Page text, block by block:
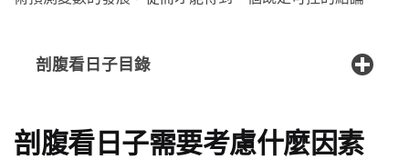
剖腹看日子目錄
剖腹看日子需要考慮什麼因素